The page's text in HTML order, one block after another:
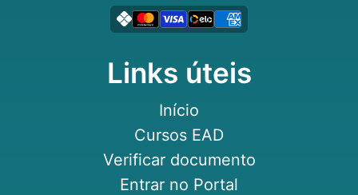
Links úteis
Início
Cursos EAD
Verificar documento
Entrar no Portal